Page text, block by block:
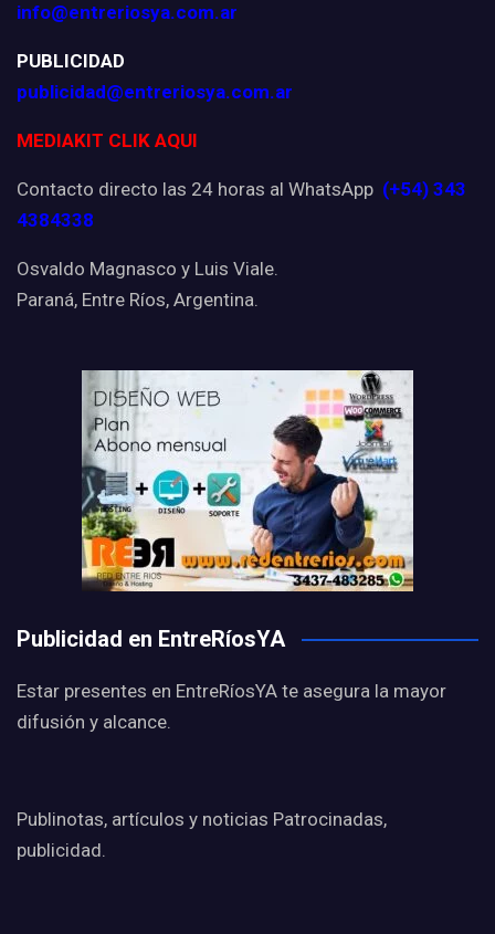
info@entreriosya.com.ar
PUBLICIDAD
publicidad@entreriosya.com.ar
MEDIAKIT CLIK AQUI
Contacto directo las 24 horas al WhatsApp (+54) 343
4384338
Osvaldo Magnasco y Luis Viale.
Paraná, Entre Ríos, Argentina.
Publicidad en EntreRíosYA
Estar presentes en EntreRíosYA te asegura la mayor
difusión y alcance.
Publinotas, artículos y noticias Patrocinadas,
publicidad.